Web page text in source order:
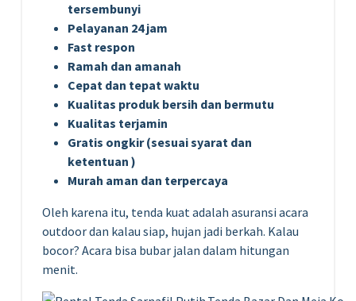
tersembunyi
Pelayanan 24 jam
Fast respon
Ramah dan amanah
Cepat dan tepat waktu
Kualitas produk bersih dan bermutu
Kualitas terjamin
Gratis ongkir (sesuai syarat dan
ketentuan )
Murah aman dan terpercaya
Oleh karena itu, tenda kuat adalah asuransi acara
outdoor dan kalau siap, hujan jadi berkah. Kalau
bocor? Acara bisa bubar jalan dalam hitungan
menit.